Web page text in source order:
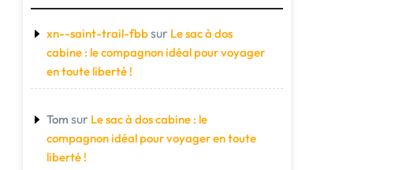
xn--saint-trail-fbbsur Le sac à dos
cabine : le compagnon idéal pour voyager
en toute liberté !
Tom sur Le sac à dos cabine : le
compagnon idéal pour voyager en toute
liberté !